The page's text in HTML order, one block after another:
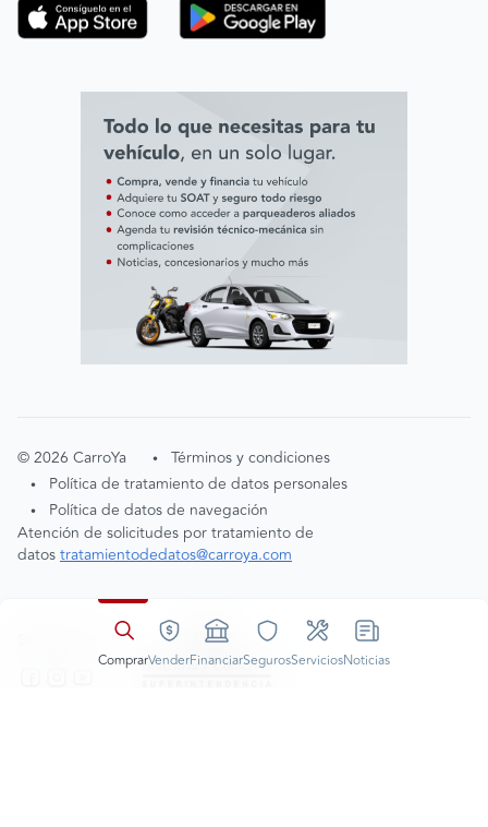
ComprarVenderFinanciarSegurosServiciosNoticias
Línea ética ADL digital Lab
©2026 CarroYa • Términos y condiciones
• Política de tratamiento de datos personales
•
Política de datos de navegación
Atención de solicitudes por tratamiento de
datostratamientodedatos@carroya.com